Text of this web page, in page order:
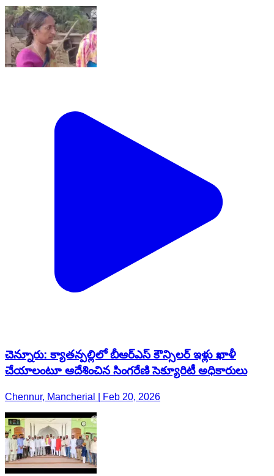
చెన్నూరు: క్యాతన్పల్లిలో బీఆర్ఎస్ కౌన్సిలర్ ఇళ్లు ఖాళీ
చేయాలంటూ ఆదేశించిన సింగరేణి సెక్యూరిటీ అధికారులు
Chennur, Mancherial | Feb 20, 2026